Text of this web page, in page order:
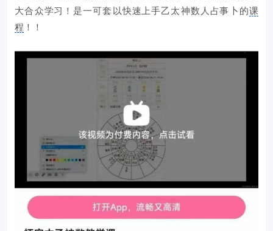
大合‬众学习！是一可套‬以快速上手乙太‬神数人占事‬卜的课
程 ！！